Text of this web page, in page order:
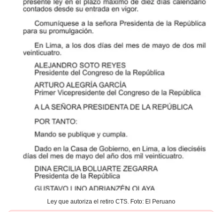
Ley que autoriza el retiro CTS. Foto: El Peruano